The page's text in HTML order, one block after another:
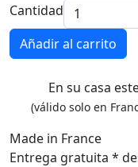
Cantidad
Añadir al carrito
En su casa
(válido solo en
Made in France
Entrega gratuita *